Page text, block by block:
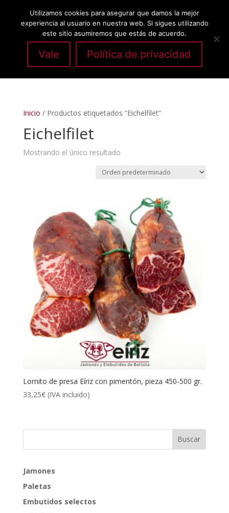
Seleccionar página
Inicio / Productos etiquetados “Eichelfilet”
Eichelfilet
Mostrando el único resultado
Lomito de presa Eíriz con pimentón, pieza 450-500 gr.
33,25€ (IVA incluido)
Jamones
Paletas
Embutidos selectos
Utilizamos cookies para asegurar que damos la mejor
experiencia al usuario en nuestra web. Si sigues utilizando
este sitio asumiremos que estás de acuerdo.
Vale Política de privacidad